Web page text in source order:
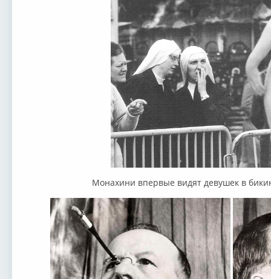
Монахини впервые видят девушек в